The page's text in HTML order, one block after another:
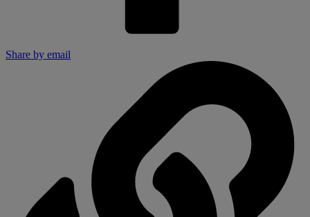
Share by email